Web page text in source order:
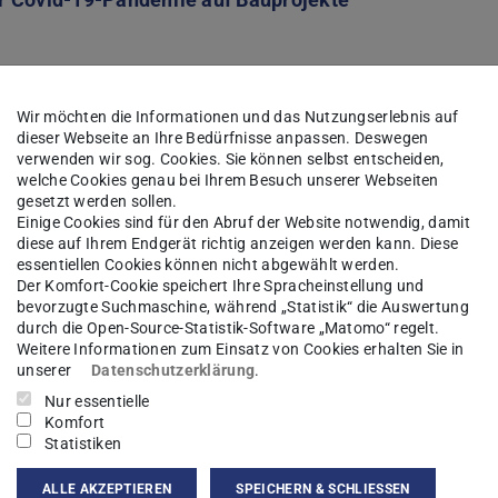
nehmen Sie bitte Kontakt mit mir
Entwerfens und Konstruierens I (GPEK
Entwerfens und Konstruierens II (GPEK
Projekt Bau und Umwelt (IPBU)(wird in neuem Tab
im
Wir möchten die Informationen und das Nutzungserlebnis auf
dieser Webseite an Ihre Bedürfnisse anpassen. Deswegen
verwenden wir sog. Cookies. Sie können selbst entscheiden,
welche Cookies genau bei Ihrem Besuch unserer Webseiten
gesetzt werden sollen.
Einige Cookies sind für den Abruf der Website notwendig, damit
diese auf Ihrem Endgerät richtig anzeigen werden kann. Diese
essentiellen Cookies können nicht abgewählt werden.
Der Komfort-Cookie speichert Ihre Spracheinstellung und
bevorzugte Suchmaschine, während „Statistik“ die Auswertung
durch die Open-Source-Statistik-Software „Matomo“ regelt.
Weitere Informationen zum Einsatz von Cookies erhalten Sie in
unserer
Datenschutzerklärung.
Nur essentielle
Komfort
Statistiken
ALLE AKZEPTIEREN SPEICHERN & SCHLIESSEN